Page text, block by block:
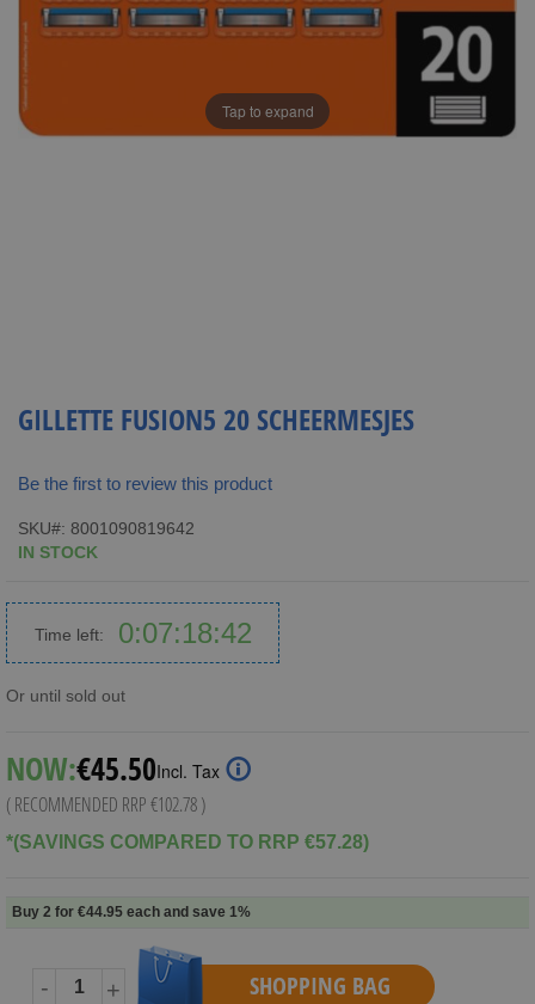
Tap to expand
GILLETTE FUSION5 20 SCHEERMESJES
Be the first to review this product
SKU
8001090819642
IN STOCK
Time left:
0
Days
07
Hours
18
Minutes
42
Seconds
Or until sold out
NOW:€45.50Incl. Tax
( RECOMMENDED RRP€102.78)
*(SAVINGS COMPARED TO RRP €57.28)
Buy 2 for €44.95 each and save 1%
- + SHOPPING BAG